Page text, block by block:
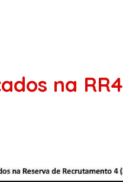
na RR4